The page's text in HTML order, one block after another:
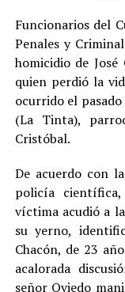
Funcionarios del
Penales y
homicidio de José
quien perdió la
ocurrido el
(La Tinta),
Cristóbal.
De acuerdo con
policía
víctima acudió a
su yerno,
Chacón, de 23
acalorada
señor Oviedo